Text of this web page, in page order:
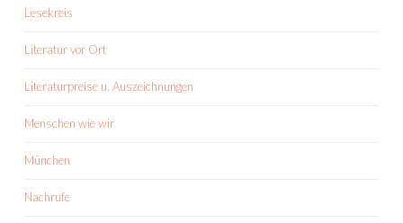
Lesekreis
Literatur vor Ort
Literaturpreise u. Auszeichnungen
Menschen wie wir
München
Nachrufe